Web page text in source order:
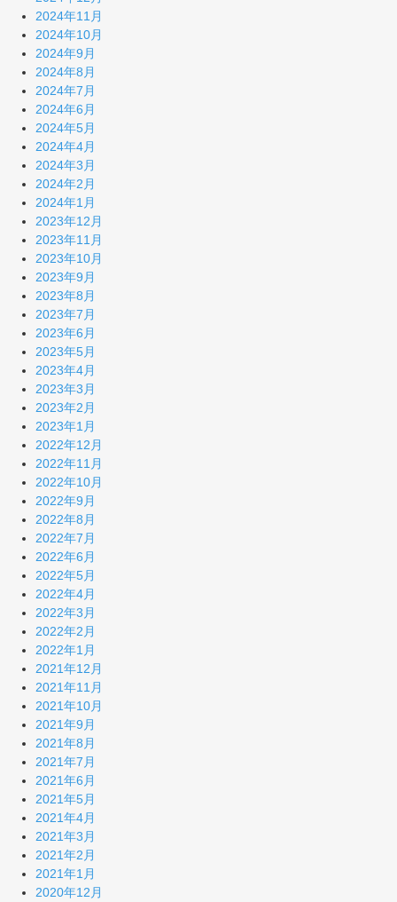
2024年11月
2024年10月
2024年9月
2024年8月
2024年7月
2024年6月
2024年5月
2024年4月
2024年3月
2024年2月
2024年1月
2023年12月
2023年11月
2023年10月
2023年9月
2023年8月
2023年7月
2023年6月
2023年5月
2023年4月
2023年3月
2023年2月
2023年1月
2022年12月
2022年11月
2022年10月
2022年9月
2022年8月
2022年7月
2022年6月
2022年5月
2022年4月
2022年3月
2022年2月
2022年1月
2021年12月
2021年11月
2021年10月
2021年9月
2021年8月
2021年7月
2021年6月
2021年5月
2021年4月
2021年3月
2021年2月
2021年1月
2020年12月